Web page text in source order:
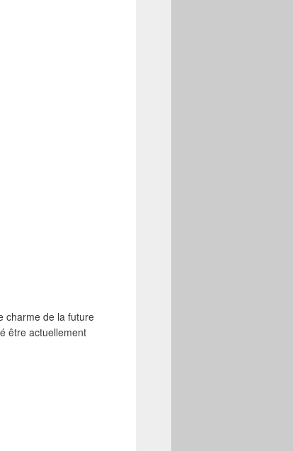
charme de la future
être actuellement